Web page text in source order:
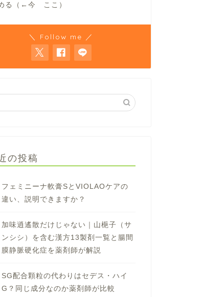
る（←今 ここ）
＼ Follow me ／
の投稿
フェミニーナ軟膏SとVIOLAOケアの
違い、説明できますか？
加味逍遙散だけじゃない｜山梔子（サ
ンシシ）を含む漢方13製剤一覧と腸間
膜静脈硬化症を薬剤師が解説
SG配合顆粒の代わりはセデス・ハイ
G？同じ成分なのか薬剤師が比較